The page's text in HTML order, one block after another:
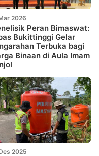
2026
Peran Bimaswat:
Bukittinggi Gelar
Terbuka bagi
Binaan di Aula Imam
2025